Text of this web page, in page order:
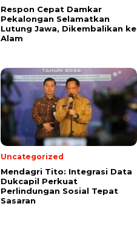
Respon Cepat Damkar
Pekalongan Selamatkan
Lutung Jawa, Dikembalikan ke
Alam
Uncategorized
Mendagri Tito: Integrasi Data
Dukcapil Perkuat
Perlindungan Sosial Tepat
Sasaran